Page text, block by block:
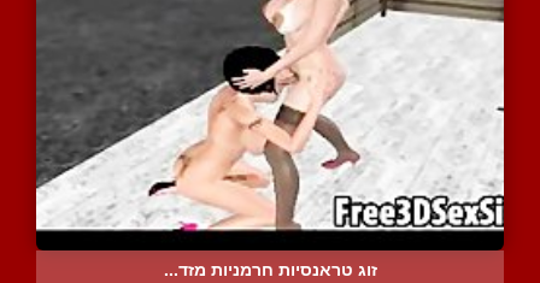
זוג טראנסיות חרמניות מזד...